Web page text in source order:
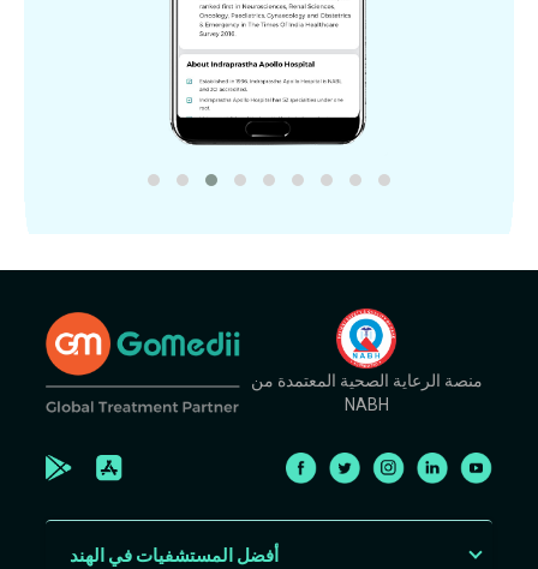
منصة الرعاية الصحية المعتمدة من
NABH
أفضل المستشفيات في الهند